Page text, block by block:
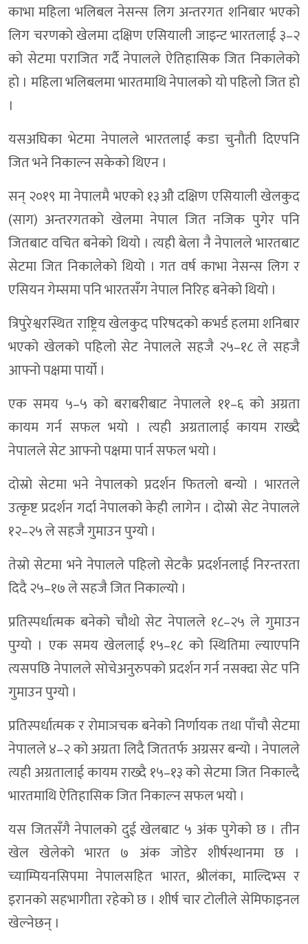
काभा महिला भलिबल नेसन्स लिग अन्तरगत शनिबार भएको
लिग चरणको खेलमा दक्षिण एसियाली जाइन्ट भारतलाई ३–२
को सेटमा पराजित गर्दै नेपालले ऐतिहासिक जित निकालेको
हो । महिला भलिबलमा भारतमाथि नेपालको यो पहिलो जित हो
।
यसअघिका भेटमा नेपालले भारतलाई कडा चुनौती दिएपनि
जित भने निकाल्न सकेको थिएन ।
सन् २०१९ मा नेपालमै भएको १३औ दक्षिण एसियाली खेलकुद
(साग) अन्तरगतको खेलमा नेपाल जित नजिक पुगेर पनि
जितबाट वचित बनेको थियो । त्यही बेला नै नेपालले भारतबाट
सेटमा जित निकालेको थियो । गत वर्ष काभा नेसन्स लिग र
एसियन गेम्समा पनि भारतसँग नेपाल निरिह बनेको थियो ।
त्रिपुरेश्वरस्थित राष्ट्रिय खेलकुद परिषदको कभर्ड हलमा शनिबार
भएको खेलको पहिलो सेट नेपालले सहजै २५–१८ ले सहजै
आफ्नो पक्षमा पार्यो ।
एक समय ५–५ को बराबरीबाट नेपालले ११–६ को अग्रता
कायम गर्न सफल भयो । त्यही अग्रतालाई कायम राख्दै
नेपालले सेट आफ्नो पक्षमा पार्न सफल भयो ।
दोस्रो सेटमा भने नेपालको प्रदर्शन फितलो बन्यो । भारतले
उत्कृष्ट प्रदर्शन गर्दा नेपालको केही लागेन । दोस्रो सेट नेपालले
१२–२५ ले सहजै गुमाउन पुग्यो ।
तेस्रो सेटमा भने नेपालले पहिलो सेटकै प्रदर्शनलाई निरन्तरता
दिदै २५–१७ ले सहजै जित निकाल्यो ।
प्रतिस्पर्धात्मक बनेको चौथो सेट नेपालले १८–२५ ले गुमाउन
पुग्यो । एक समय खेललाई १५–१८ को स्थितिमा ल्याएपनि
त्यसपछि नेपालले सोचेअनुरुपको प्रदर्शन गर्न नसक्दा सेट पनि
गुमाउन पुग्यो ।
प्रतिस्पर्धात्मक र रोमाञचक बनेको निर्णायक तथा पाँचौ सेटमा
नेपालले ४–२ को अग्रता लिदै जिततर्फ अग्रसर बन्यो । नेपालले
त्यही अग्रतालाई कायम राख्दै १५–१३ को सेटमा जित निकाल्दै
भारतमाथि ऐतिहासिक जित निकाल्न सफल भयो ।
यस जितसँगै नेपालको दुई खेलबाट ५ अंक पुगेको छ । तीन
खेल खेलेको भारत ७ अंक जोडेर शीर्षस्थानमा छ ।
च्याम्पियनसिपमा नेपालसहित भारत, श्रीलंका, माल्दिभ्स र
इरानको सहभागीता रहेको छ । शीर्ष चार टोलीले सेमिफाइनल
खेल्नेछन् ।